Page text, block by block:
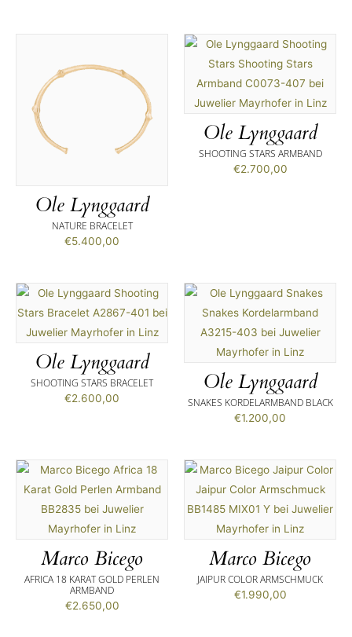
Ole Lynggaard
NATURE BRACELET
€5.400,00
Ole Lynggaard
SHOOTING STARS ARMBAND
€2.700,00
Ole Lynggaard
SHOOTING STARS BRACELET
€2.600,00
Ole Lynggaard
SNAKES KORDELARMBAND BLACK
€1.200,00
Marco Bicego
AFRICA 18 KARAT GOLD PERLEN
ARMBAND
€2.650,00
Marco Bicego
JAIPUR COLOR ARMSCHMUCK
€1.990,00